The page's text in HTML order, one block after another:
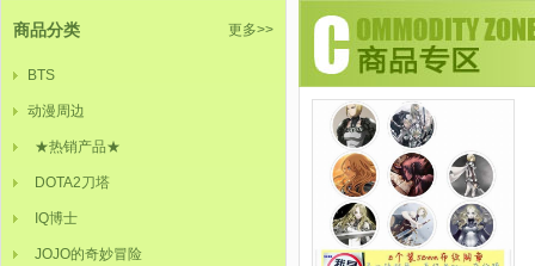
商品分类 更多>>
BTS
动漫周边
★热销产品★
DOTA2刀塔
IQ博士
JOJO的奇妙冒险